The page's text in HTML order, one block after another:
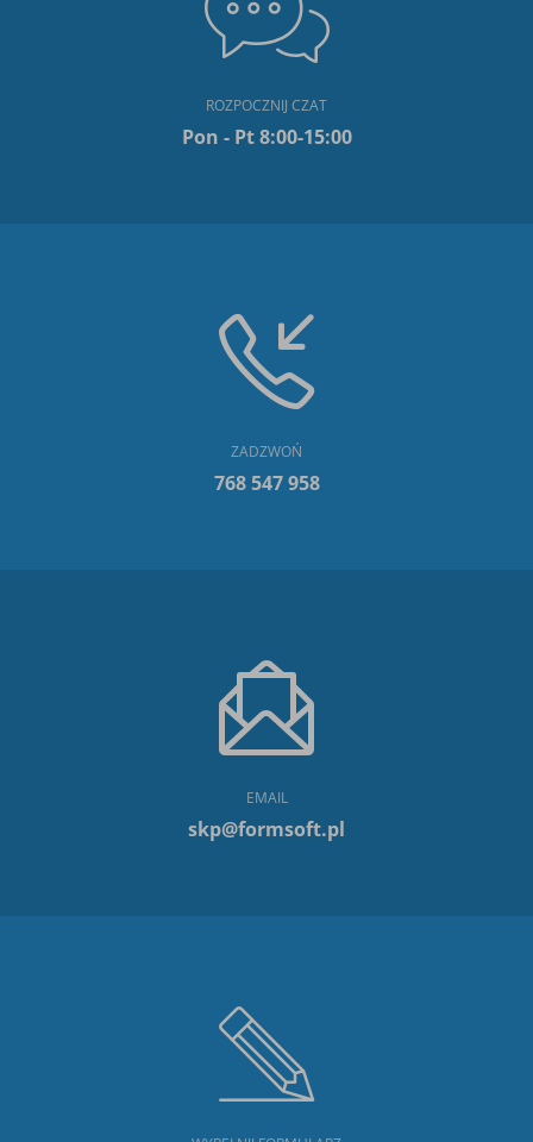
ROZPOCZNIJ CZAT
Pon - Pt 8:00-15:00
ZADZWOŃ
768 547 958
EMAIL
skp@formsoft.pl